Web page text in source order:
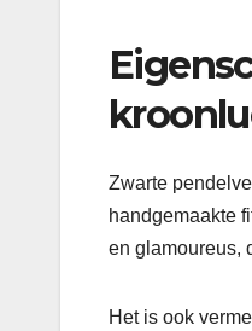
Zwarte
handgemaakte
en glamoureus,
Het is ook